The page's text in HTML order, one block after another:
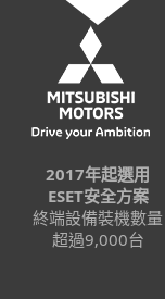
2017年起選用
ESET安全方案
終端設備裝機數量
超過9,000台